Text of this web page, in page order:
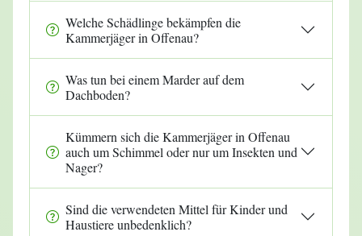
Welche Schädlinge bekämpfen die
Kammerjäger in Offenau?
Was tun bei einem Marder auf dem
Dachboden?
Kümmern sich die Kammerjäger in Offenau
auch um Schimmel oder nur um Insekten und
Nager?
Sind die verwendeten Mittel für Kinder und
Haustiere unbedenklich?